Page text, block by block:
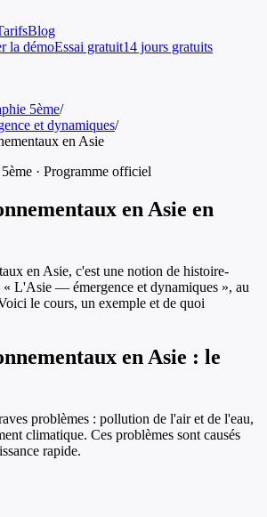
Blog
la démoEssai gratuit14 jours gratuits
5ème/
et dynamiques/
en Asie
5ème · Programme officiel
en Asie en
en Asie, c'est une notion de histoire-
« L'Asie — émergence et dynamiques », au
le cours, un exemple et de quoi
en Asie : le
problèmes : pollution de l'air et de l'eau,
climatique. Ces problèmes sont causés
rapide.